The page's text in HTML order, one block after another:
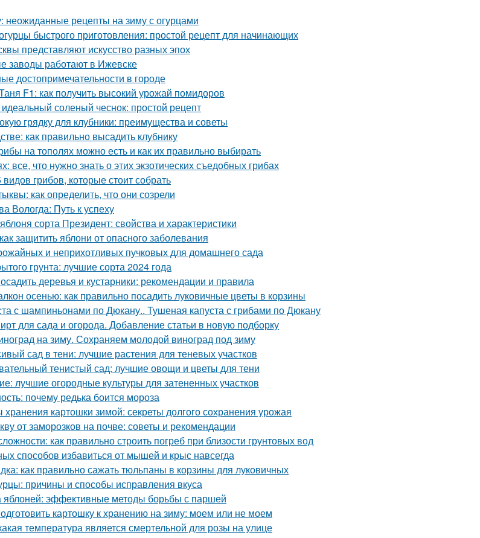
неожиданные рецепты на зиму с огурцами
быстрого приготовления: простой рецепт для начинающих
представляют искусство разных эпох
заводы работают в Ижевске
достопримечательности в городе
F1: как получить высокий урожай помидоров
идеальный соленый чеснок: простой рецепт
грядку для клубники: преимущества и советы
как правильно высадить клубнику
на тополях можно есть и как их правильно выбирать
все, что нужно знать о этих экзотических съедобных грибах
грибов, которые стоит собрать
как определить, что они созрели
Вологда: Путь к успеху
сорта Президент: свойства и характеристики
защитить яблони от опасного заболевания
и неприхотливых пучковых для домашнего сада
грунта: лучшие сорта 2024 года
деревья и кустарники: рекомендации и правила
осенью: как правильно посадить луковичные цветы в корзины
с шампиньонами по Дюкану.. Тушеная капуста с грибами по Дюкану
для сада и огорода. Добавление статьи в новую подборку
на зиму. Сохраняем молодой виноград под зиму
сад в тени: лучшие растения для теневых участков
тенистый сад: лучшие овощи и цветы для тени
лучшие огородные культуры для затененных участков
почему редька боится мороза
картошки зимой: секреты долгого сохранения урожая
от заморозков на почве: советы и рекомендации
как правильно строить погреб при близости грунтовых вод
способов избавиться от мышей и крыс навсегда
как правильно сажать тюльпаны в корзины для луковичных
причины и способы исправления вкуса
яблоней: эффективные методы борьбы с паршей
картошку к хранению на зиму: моем или не моем
температура является смертельной для розы на улице